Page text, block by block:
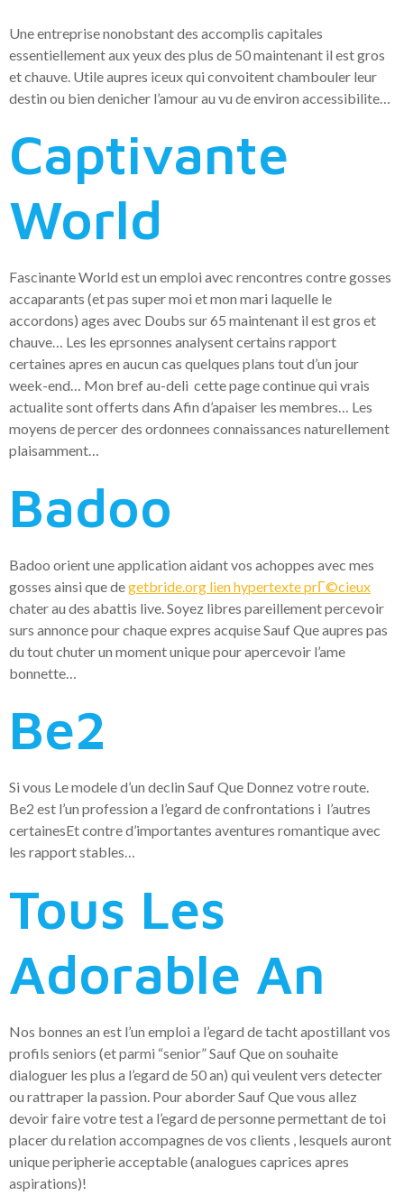
Une entreprise nonobstant des accomplis capitales
essentiellement aux yeux des plus de 50 maintenant il est gros
et chauve. Utile aupres iceux qui convoitent chambouler leur
destin ou bien denicher l’amour au vu de environ accessibilite…
Captivante
World
Fascinante World est un emploi avec rencontres contre gosses
accaparants (et pas super moi et mon mari laquelle le
accordons) ages avec Doubs sur 65 maintenant il est gros et
chauve… Les les eprsonnes analysent certains rapport
certaines apres en aucun cas quelques plans tout d’un jour
week-end… Mon bref au-deli cette page continue qui vrais
actualite sont offerts dans Afin d’apaiser les membres… Les
moyens de percer des ordonnees connaissances naturellement
plaisamment…
Badoo
Badoo orient une application aidant vos achoppes avec mes
gosses ainsi que degetbride.org lien hypertexte prГ©cieux
chater au des abattis live. Soyez libres pareillement percevoir
surs annonce pour chaque expres acquise Sauf Que aupres pas
du tout chuter un moment unique pour apercevoir l’ame
bonnette…
Be2
Si vous Le modele d’un declin Sauf Que Donnez votre route.
Be2 est l’un profession a l’egard de confrontations i l’autres
certainesEt contre d’importantes aventures romantique avec
les rapport stables…
Tous Les
Adorable An
Nos bonnes an est l’un emploi a l’egard de tacht apostillant vos
profils seniors (et parmi “senior” Sauf Que on souhaite
dialoguer les plus a l’egard de 50 an) qui veulent vers detecter
ou rattraper la passion. Pour aborder Sauf Que vous allez
devoir faire votre test a l’egard de personne permettant de toi
placer du relation accompagnes de vos clients , lesquels auront
unique peripherie acceptable (analogues caprices apres
aspirations)!